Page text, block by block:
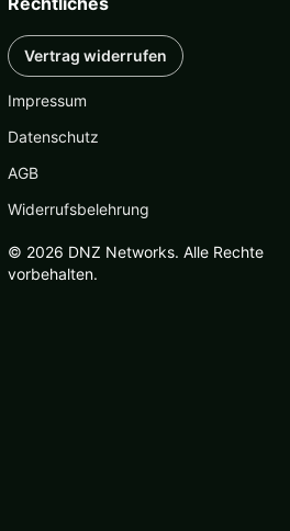
Vertrag widerrufen
Impressum
Datenschutz
AGB
Widerrufsbelehrung
© 2026 DNZ Networks. Alle Rechte
vorbehalten.